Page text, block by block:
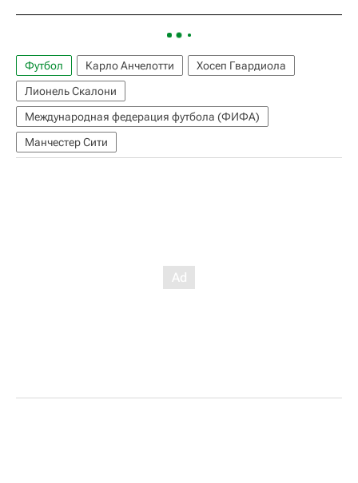
Футбол Карло Анчелотти
Хосеп Гвардиола
Лионель Скалони
Международная федерация футбола (ФИФА)
Манчестер Сити